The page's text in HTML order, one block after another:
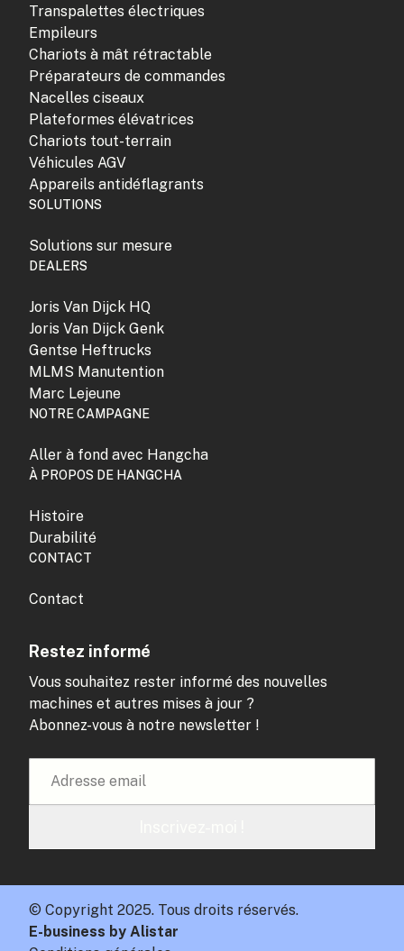
Transpalettes électriques
Empileurs
Chariots à mât rétractable
Préparateurs de commandes
Nacelles ciseaux
Plateformes élévatrices
Chariots tout-terrain
Véhicules AGV
Appareils antidéflagrants
SOLUTIONS
Solutions sur mesure
DEALERS
Joris Van Dijck HQ
Joris Van Dijck Genk
Gentse Heftrucks
MLMS Manutention
Marc Lejeune
NOTRE CAMPAGNE
Aller à fond avec Hangcha
À PROPOS DE HANGCHA
Histoire
Durabilité
CONTACT
Contact
Restez informé
Vous souhaitez rester informé des nouvelles
machines et autres mises à jour ?
Abonnez-vous à notre newsletter !
© Copyright 2025. Tous droits réservés.
E-business by Alistar